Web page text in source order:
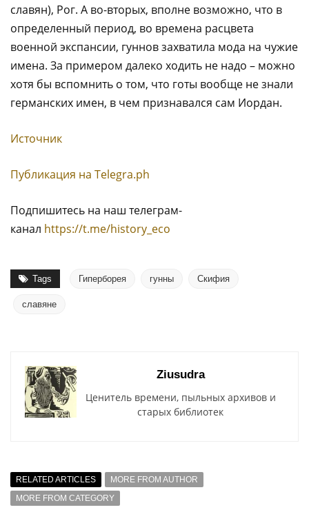
славян), Рог. А во-вторых, вполне возможно, что в
определенный период, во времена расцвета
военной экспансии, гуннов захватила мода на чужие
имена. За примером далеко ходить не надо – можно
хотя бы вспомнить о том, что готы вообще не знали
германских имен, в чем признавался сам Иордан.
Источник
Публикация на Тelegra.ph
Подпишитесь на наш телеграм-
канал https://t.me/history_eco
Tags Гиперборея гунны Скифия
славяне
Ziusudra
Ценитель времени, пыльных архивов и
старых библиотек
RELATED ARTICLES
MORE FROM AUTHOR
MORE FROM CATEGORY